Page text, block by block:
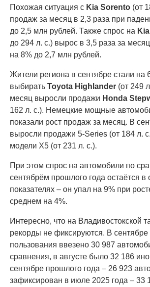
Похожая ситуация с Kia Sorento (от
продаж за месяц в 2,3 раза при
до 2,5 млн рублей. Также спрос на
до 294 л. с.) вырос в 3,5 раза за
на 8% до 2,7 млн рублей.
Жители региона в сентябре стали на
выбирать Toyota Highlander (от 249
месяц выросли продажи Honda
162 л. с.). Немецкие мощные
показали рост продаж за месяц. В
выросли продажи 5-Series (от 184 л.
модели X5 (от 231 л. с.).
При этом спрос на автомобили по
сентябрём прошлого года остаётся в
показателях – он упал на 9% при
среднем на 4%.
Интересно, что на Владивостокской
рекорды не фиксируются. В сентябре
пользования ввезено 30 987
сравнения, в августе было 32 186
сентябре прошлого года – 26 923
зафиксирован в июле 2025 года – 33